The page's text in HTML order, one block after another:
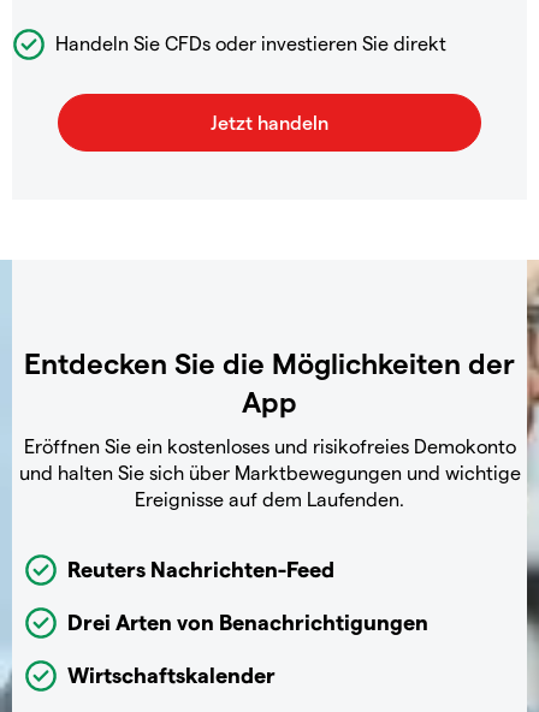
Handeln Sie CFDs oder investieren Sie direkt
Entdecken Sie die Möglichkeiten der
App
Eröffnen Sie ein kostenloses und risikofreies Demokonto
und halten Sie sich über Marktbewegungen und wichtige
Ereignisse auf dem Laufenden.
Reuters Nachrichten-Feed
Drei Arten von Benachrichtigungen
Wirtschaftskalender